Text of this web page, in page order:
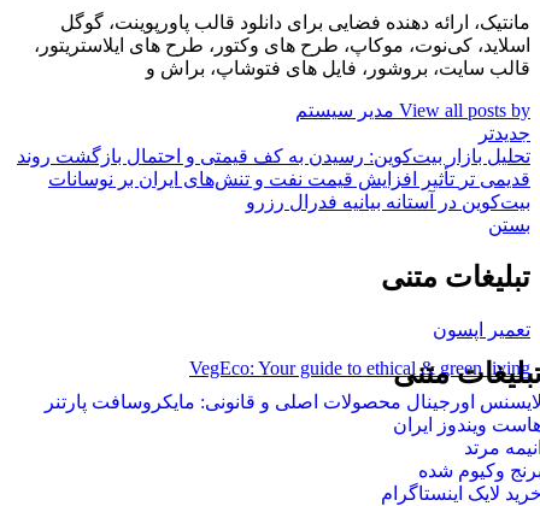
مانتیک، ارائه دهنده فضایی برای دانلود قالب پاورپوینت، گوگل
اسلاید، کی‌نوت، موکاپ، طرح های وکتور، طرح های ایلاستریتور،
قالب سایت، بروشور، فایل های فتوشاپ، براش و
View all posts by مدیر سیستم
جدیدتر
تحلیل بازار بیت‌کوین: رسیدن به کف قیمتی و احتمال بازگشت روند
قدیمی تر تأثیر افزایش قیمت نفت و تنش‌های ایران بر نوسانات
بیت‌کوین در آستانه بیانیه فدرال رزرو
بستن
تبلیغات متنی
تعمیر اپسون
VegEco: Your guide to ethical & green living
متنی
اورجینال محصولات اصلی و قانونی: مایکروسافت پارتنر
ویندوز ایران
مرتد
وکیوم شده
لایک اینستاگرام